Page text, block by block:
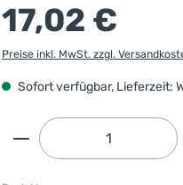
17,02 €
Preise inkl. MwSt. zzgl.
Sofort verfügbar, Lieferzeit:
Produkt Anzahl: